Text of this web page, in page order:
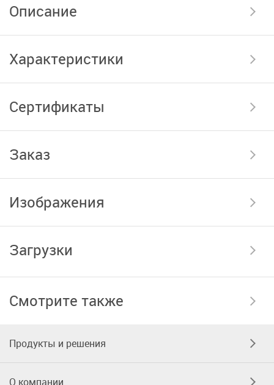
Описание
Характеристики
Сертификаты
Заказ
Изображения
Загрузки
Смотрите также
Продукты и решения
О компании